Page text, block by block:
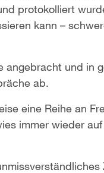
protokolliert
kann –
angebracht und in
ab.
eine Reihe an
immer wieder